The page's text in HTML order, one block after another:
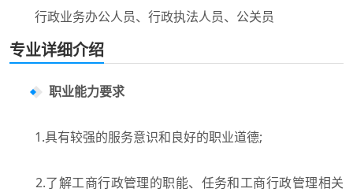
行政业务办公人员、行政执法人员、公关员
专业详细介绍
职业能力要求
1.具有较强的服务意识和良好的职业道德;
2.了解工商行政管理的职能、任务和工商行政管理相关